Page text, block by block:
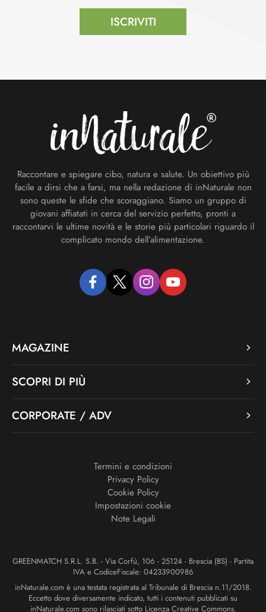
ISCRIVITI
Raccontare e spiegare cibo, natura e salute. Un obiettivo più
facile a dirsi che a farsi, ma nella redazione di inNaturale non
sono queste le sfide che scoraggiano. Siamo un gruppo di
giovani affiatati in cerca del servizio perfetto, pronti a
raccontarvi le ultime novità e le storie più particolari riguardo il
complicato mondo dell’alimentazione.
facebooktwitter instagramyoutube
MAGAZINE
SCOPRI DI PIÙ
CORPORATE / ADV
Termini e condizioni
Privacy Policy
Cookie Policy
Impostazioni cookie
Note Legali
GREENMATCH S.R.L. S.B. - Via Corfù, 106 - 25124 - Brescia (BS) - Partita
IVA e CodiceFiscale: 04233900986
inNaturale.com è una testata registrata al Tribunale di Brescia n.11/2018.
Eccetto dove diversamente indicato, tutti i contenuti pubblicati su
inNaturale.com sono rilasciati sotto Licenza Creative Commons.